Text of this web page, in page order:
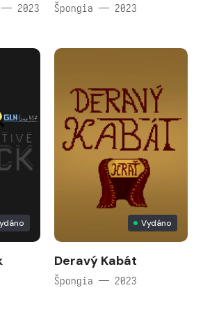
2023 Špongia — 2023
Vydáno
Deravý Kabát
Špongia — 2023